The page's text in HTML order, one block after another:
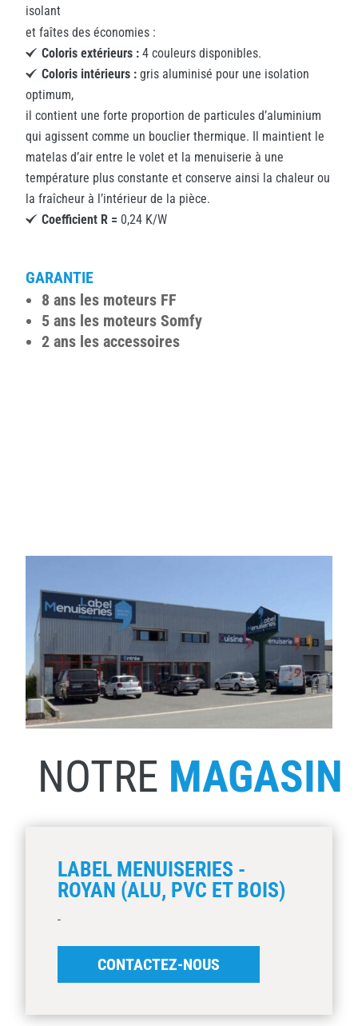
isolant
et faîtes des économies :
Coloris extérieurs : 4 couleurs disponibles.
Coloris intérieurs : gris aluminisé pour une isolation
optimum,
il contient une forte proportion de particules d’aluminium
qui agissent comme un bouclier thermique. Il maintient le
matelas d’air entre le volet et la menuiserie à une
température plus constante et conserve ainsi la chaleur ou
la fraîcheur à l’intérieur de la pièce.
Coefficient R = 0,24 K/W
GARANTIE
8 ans les moteurs FF
5 ans les moteurs Somfy
2 ans les accessoires
NOTRE MAGASIN
LABEL MENUISERIES -
ROYAN (ALU, PVC ET BOIS)
-
CONTACTEZ-NOUS